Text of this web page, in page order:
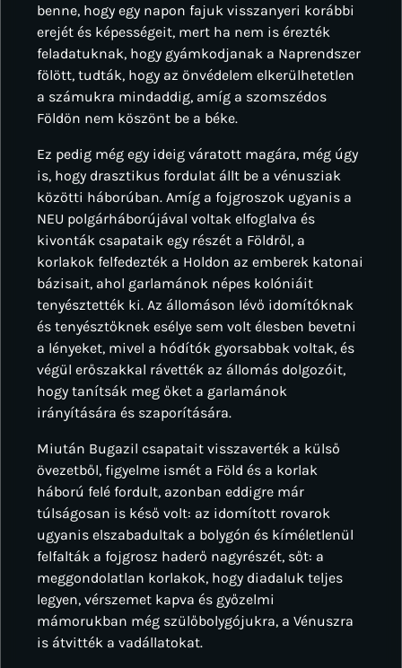
benne, hogy egy napon fajuk visszanyeri korábbi
erejét és képességeit, mert ha nem is érezték
feladatuknak, hogy gyámkodjanak a Naprendszer
fölött, tudták, hogy az önvédelem elkerülhetetlen
a számukra mindaddig, amíg a szomszédos
Földön nem köszönt be a béke.
Ez pedig még egy ideig váratott magára, még úgy
is, hogy drasztikus fordulat állt be a vénusziak
közötti háborúban. Amíg a fojgroszok ugyanis a
NEU polgárháborújával voltak elfoglalva és
kivonták csapataik egy részét a Földről, a
korlakok felfedezték a Holdon az emberek katonai
bázisait, ahol garlamánok népes kolóniáit
tenyésztették ki. Az állomáson lévő idomítóknak
és tenyésztőknek esélye sem volt élesben bevetni
a lényeket, mivel a hódítók gyorsabbak voltak, és
végül erőszakkal rávették az állomás dolgozóit,
hogy tanítsák meg őket a garlamánok
irányítására és szaporítására.
Miután Bugazil csapatait visszaverték a külső
övezetből, figyelme ismét a Föld és a korlak
háború felé fordult, azonban eddigre már
túlságosan is késő volt: az idomított rovarok
ugyanis elszabadultak a bolygón és kíméletlenül
felfalták a fojgrosz haderő nagyrészét, sőt: a
meggondolatlan korlakok, hogy diadaluk teljes
legyen, vérszemet kapva és győzelmi
mámorukban még szülőbolygójukra, a Vénuszra
is átvitték a vadállatokat.